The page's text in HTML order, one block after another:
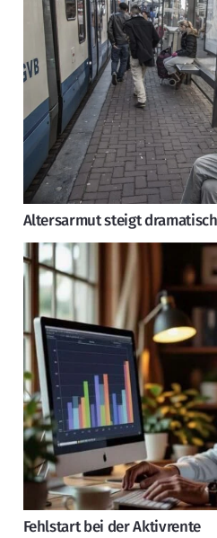
Altersarmut steigt dramatisch
Fehlstart bei der Aktivrente